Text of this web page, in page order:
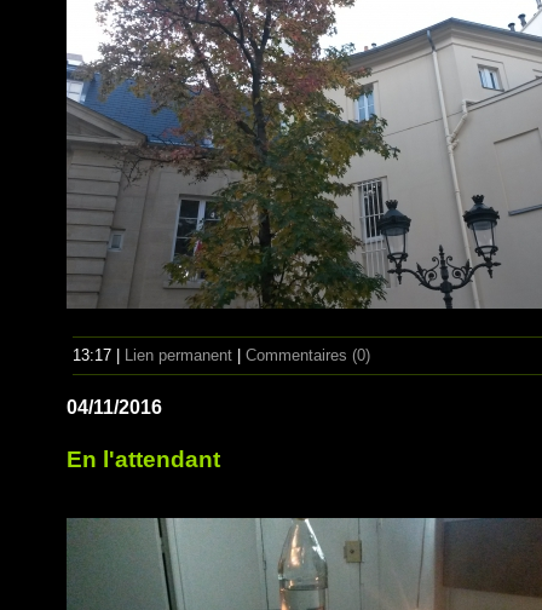
13:17 | Lien permanent Commentaires (0)
04/11/2016
En l'attendant